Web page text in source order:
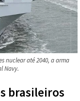
nuclear até 2040, a arma
Navy.
brasileiros